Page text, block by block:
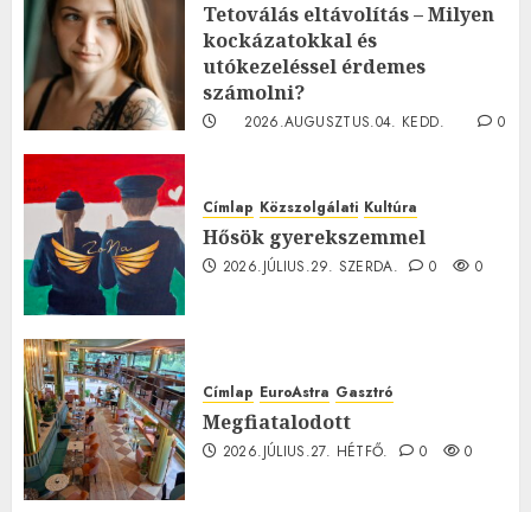
Tetoválás eltávolítás – Milyen
kockázatokkal és
utókezeléssel érdemes
számolni?
2026.AUGUSZTUS.04. KEDD.
0
Címlap Közszolgálati Kultúra
Hősök gyerekszemmel
2026.JÚLIUS.29. SZERDA. 0 0
Címlap EuroAstra Gasztró
Megfiatalodott
2026.JÚLIUS.27. HÉTFŐ. 0 0